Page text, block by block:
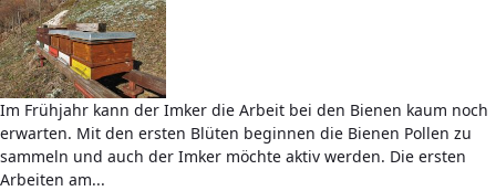
Im Frühjahr kann der Imker die Arbeit bei den Bienen kaum noch
erwarten. Mit den ersten Blüten beginnen die Bienen Pollen zu
sammeln und auch der Imker möchte aktiv werden. Die ersten
Arbeiten am...